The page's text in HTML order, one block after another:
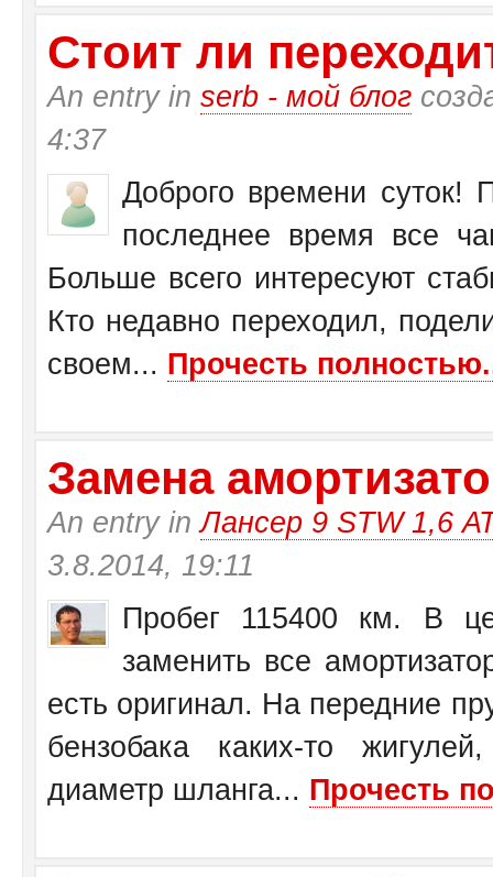
Стоит ли
An entry in serb - мой блог
4:37
Доброго времени суток!
последнее время все
Больше всего интересуют
Кто недавно переходил,
своем... Прочесть
Замена
An entry inЛансер 9 STW 1,6
3.8.2014, 19:11
Пробег 115400 км. В
заменить все
есть оригинал. На передние
бензобака каких-то
диаметр шланга... Прочесть